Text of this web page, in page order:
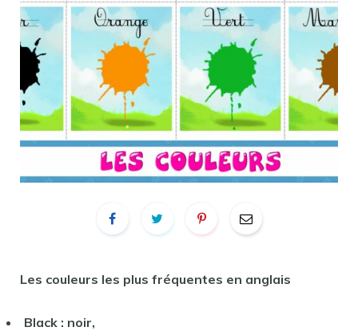
Les couleurs les plus fréquentes en anglais
Black : noir,